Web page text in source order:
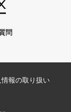
問
報の取り扱い